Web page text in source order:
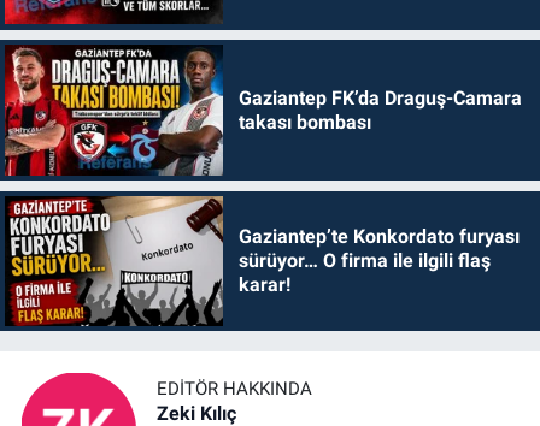
Gaziantep FK’da Draguş-Camara
takası bombası
Gaziantep’te Konkordato furyası
sürüyor… O firma ile ilgili flaş
karar!
EDITÖR HAKKINDA
Zeki Kılıç